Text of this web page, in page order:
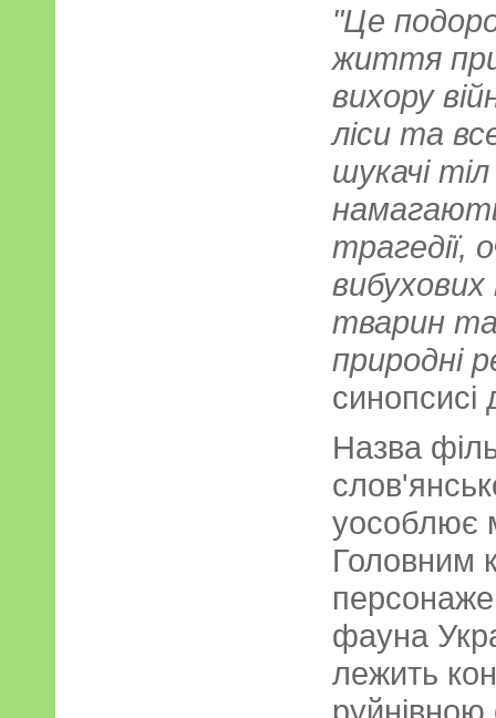
"Це
життя
вихору
ліси та
шукачі
трагедії,
тварин та
природні
синопсисі
Назва
уособлює
Головним
фауна
лежить